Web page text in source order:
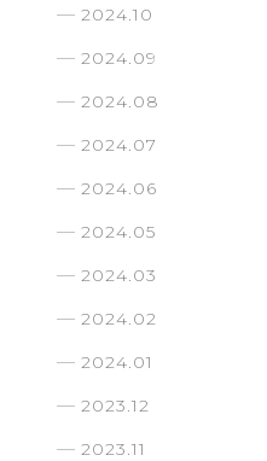
2024.10
2024.09
2024.08
2024.07
2024.06
2024.05
2024.03
2024.02
2024.01
2023.12
2023.11